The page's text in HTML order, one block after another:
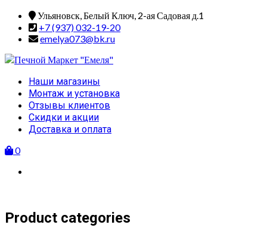
Skip
content
Ульяновск, Белый Ключ, 2-ая Садовая д.1
+7 (937) 032-19-20
emelya073@bk.ru
Primary
Menu
Наши магазины
Монтаж и установка
Отзывы клиентов
Скидки и акции
Доставка и оплата
0
Product categories